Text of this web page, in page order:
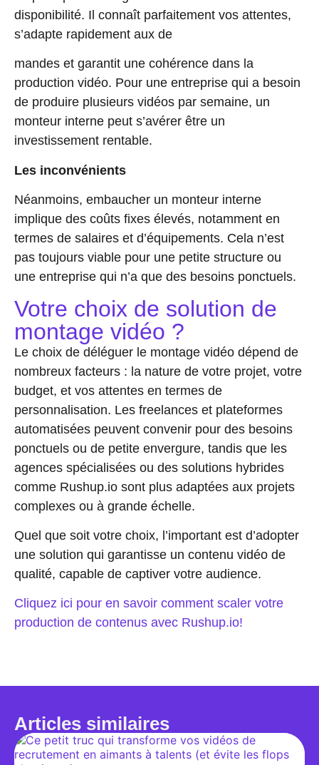
disponibilité. Il connaît parfaitement vos attentes,
s’adapte rapidement aux de
mandes et garantit une cohérence dans la
production vidéo. Pour une entreprise qui a besoin
de produire plusieurs vidéos par semaine, un
monteur interne peut s’avérer être un
investissement rentable.
Les inconvénients
Néanmoins, embaucher un monteur interne
implique des coûts fixes élevés, notamment en
termes de salaires et d’équipements. Cela n’est
pas toujours viable pour une petite structure ou
une entreprise qui n’a que des besoins ponctuels.
Votre choix de solution de
montage vidéo ?
Le choix de déléguer le montage vidéo dépend de
nombreux facteurs : la nature de votre projet, votre
budget, et vos attentes en termes de
personnalisation. Les freelances et plateformes
automatisées peuvent convenir pour des besoins
ponctuels ou de petite envergure, tandis que les
agences spécialisées ou des solutions hybrides
comme Rushup.io sont plus adaptées aux projets
complexes ou à grande échelle.
Quel que soit votre choix, l’important est d’adopter
une solution qui garantisse un contenu vidéo de
qualité, capable de captiver votre audience.
Cliquez ici pour en savoir comment scaler votre
production de contenus avec Rushup.io!
Articles similaires